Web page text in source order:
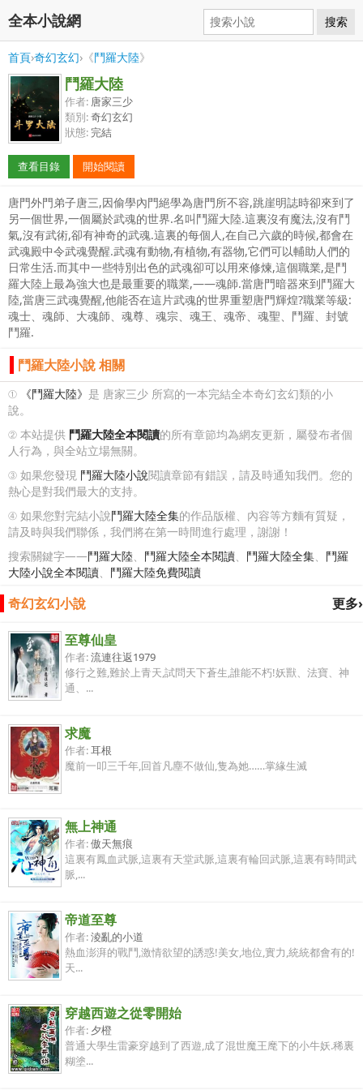
全本小說網 搜索
首頁›奇幻玄幻›《鬥羅大陸》
鬥羅大陸
作者: 唐家三少
類別:奇幻玄幻
狀態: 完結
查看目錄 開始閱讀
唐門外門弟子唐三,因偷學內門絕學為唐門所不容,跳崖明誌時卻來到了
另一個世界,一個屬於武魂的世界.名叫鬥羅大陸.這裏沒有魔法,沒有鬥
氣,沒有武術,卻有神奇的武魂.這裏的每個人,在自己六歲的時候,都會在
武魂殿中令武魂覺醒.武魂有動物,有植物,有器物,它們可以輔助人們的
日常生活.而其中一些特別出色的武魂卻可以用來修煉,這個職業,是鬥
羅大陸上最為強大也是最重要的職業,——魂師.當唐門暗器來到鬥羅大
陸,當唐三武魂覺醒,他能否在這片武魂的世界重塑唐門輝煌?職業等級:
魂士、魂師、大魂師、魂尊、魂宗、魂王、魂帝、魂聖、鬥羅、封號
鬥羅.
鬥羅大陸小說 相關
① 《鬥羅大陸》 是 唐家三少 所寫的一本完結全本奇幻玄幻類的小
說。
② 本站提供 鬥羅大陸全本閱讀的所有章節均為網友更新，屬發布者個
人行為，與全站立場無關。
③ 如果您發現 鬥羅大陸小說閱讀章節有錯誤，請及時通知我們。您的
熱心是對我們最大的支持。
④ 如果您對完結小說鬥羅大陸全集的作品版權、內容等方麵有質疑，
請及時與我們聯係，我們將在第一時間進行處理，謝謝！
搜索關鍵字——鬥羅大陸、 鬥羅大陸全本閱讀、 鬥羅大陸全集、 鬥羅
大陸小說全本閱讀、 鬥羅大陸免費閱讀
更多›
奇幻玄幻小說
至尊仙皇
作者:流連往返1979
修行之難,難於上青天,試問天下蒼生,誰能不朽!妖獸、法寶、神
通、...
求魔
作者:耳根
魔前一叩三千年,回首凡塵不做仙,隻為她……掌緣生滅
無上神通
作者:傲天無痕
這裏有鳳血武脈,這裏有天堂武脈,這裏有輪回武脈,這裏有時間武
脈,...
帝道至尊
作者:淩亂的小道
熱血澎湃的戰鬥,激情欲望的誘惑!美女,地位,實力,統統都會有的!
天...
穿越西遊之從零開始
作者: 夕橙
普通大學生雷豪穿越到了西遊,成了混世魔王麾下的小牛妖.稀裏
糊塗...